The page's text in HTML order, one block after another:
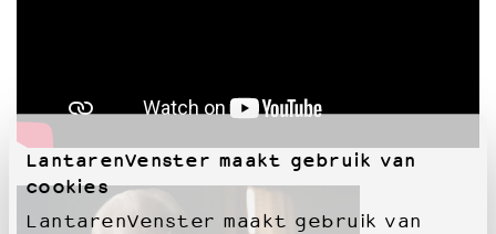
LantarenVenster maakt gebruik van
cookies
LantarenVenster maakt gebruik van
Integriteits- en gedragscode
Duurzaamheid
Culturele boycot Israël
Ruimte voor artistieke vrijheid – VNPF